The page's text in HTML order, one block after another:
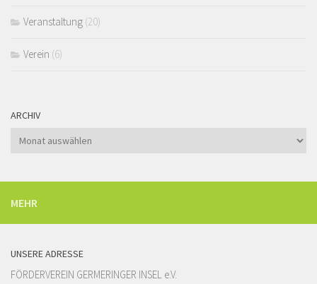
Veranstaltung (20)
Verein (6)
ARCHIV
Archiv
MEHR
UNSERE ADRESSE
FÖRDERVEREIN GERMERINGER INSEL e.V.